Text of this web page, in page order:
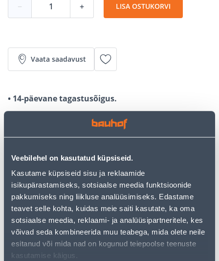
Veebilehel on kasutatud küpsiseid.
Kasutame küpsiseid sisu ja reklaamide
isikupärastamiseks, sotsiaalse meedia funktsioonide
pakkumiseks ning liikluse analüüsimiseks. Edastame
teavet selle kohta, kuidas meie saiti kasutate, ka oma
sotsiaalse meedia, reklaami- ja analüüsipartneritele, kes
võivad seda kombineerida muu teabega, mida olete neile
esitanud või mida nad on kogunud teiepoolse teenuste
kasutamise käigus.
− + LISA OSTUKORVI
Vaata saadavust
• 14-päevane tagastusõigus.
Järelmaksu kalkulaator
Kuumakse 16.87 €
Eeldatav kojuvedu 4,19 € al. 2-5 tööpäeva
Tarne pakiautomaati al. 2,29 € al. 2-5 tööpäeva